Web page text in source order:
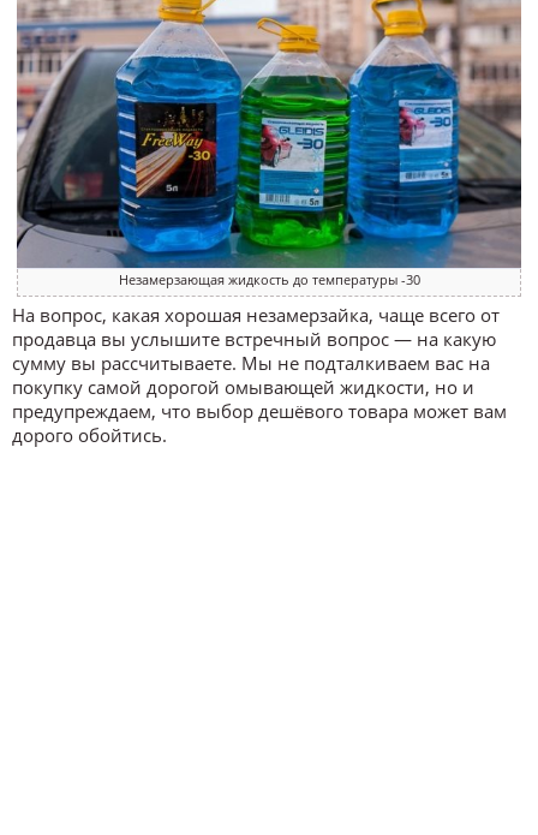
Незамерзающая жидкость до температуры -30
На вопрос, какая хорошая незамерзайка, чаще всего от
продавца вы услышите встречный вопрос — на какую
сумму вы рассчитываете. Мы не подталкиваем вас на
покупку самой дорогой омывающей жидкости, но и
предупреждаем, что выбор дешёвого товара может вам
дорого обойтись.